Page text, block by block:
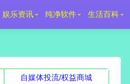
娱乐资讯 纯净软件 生活百科
自媒体投流/权益商城